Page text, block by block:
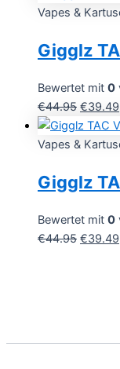
Vapes &
Gigglz
Bewertet mit 0
€44.95 €39.49
Vapes &
Gigglz
Bewertet mit 0
€44.95 €39.49